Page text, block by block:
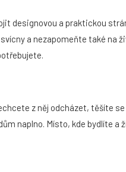
designovou a praktickou
a nezapomeňte také na
z něj odcházet, těšíte
naplno. Místo, kde bydlíte a